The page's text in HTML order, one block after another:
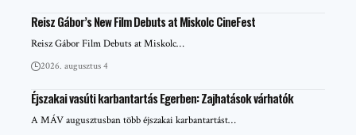
Reisz Gábor’s New Film Debuts at Miskolc CineFest
Reisz Gábor Film Debuts at Miskolc…
2026. augusztus 4
Éjszakai vasúti karbantartás Egerben: Zajhatások várhatók
A MÁV augusztusban több éjszakai karbantartást…